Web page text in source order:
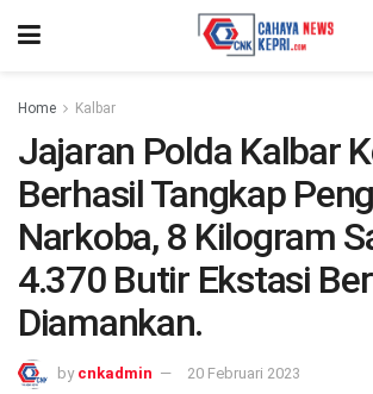
Home Kalbar
Jajaran Polda Kalbar
Berhasil Tangkap
Narkoba, 8 Kilogram
4.370 Butir Ekstasi
Diamankan.
by cnkadmin 20 Februari 2023